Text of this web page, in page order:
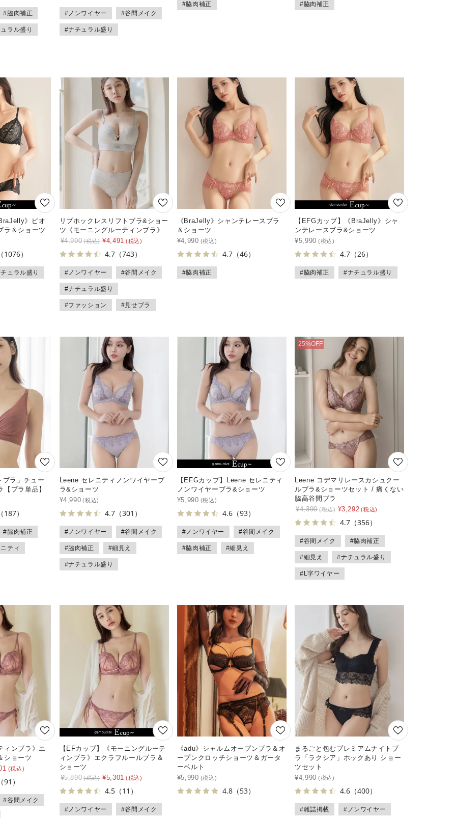
#脇肉補正
ラル盛り
#ノンワイヤー #谷間メイク
#ナチュラル盛り
#脇肉補正 #脇肉補正
》ピオ
ラ＆ショーツ
1076）
ュラル盛り
リブホックレスリフトブラ&ショー
ツ《モーニングルーティンブラ》
¥4,990 ¥4,491
4.7（743）
#ノンワイヤー #谷間メイク
#ナチュラル盛り
#ファッション #見せブラ
《BraJelly》シャンテレースブラ
＆ショーツ
¥4,990
4.7（46）
#脇肉補正
【EFGカップ】《BraJelly》シャ
ンテレースブラ&ショーツ
¥5,990
4.7 （26）
#脇肉補正 #ナチュラル盛り
ブラ」チュー
ブラ単品】
187）
#脇肉補正
ティ
Leene セレニティノンワイヤーブ
ラ&ショーツ
¥4,990
4.7（301）
#ノンワイヤー #谷間メイク
#脇肉補正 #細見え
#ナチュラル盛り
【EFGカップ】Leene セレニティ
ノンワイヤーブラ&ショーツ
¥5,990
4.6（93）
#ノンワイヤー #谷間メイク
#脇肉補正 #細見え
Leene コデマリレースカシュクー
ルブラ&ショーツセット / 痛くない
脇高谷間ブラ
¥4,390 ¥3,292
4.7 （356）
#谷間メイク #脇肉補正
#細見え #ナチュラル盛り
#L字ワイヤー
ィンブラ》エ
ショーツ
91）
#谷間メイク
【EFカップ】《モーニングルーテ
ィンブラ》エクラフルールブラ＆
ショーツ
¥5,890 ¥5,301
4.5（11）
#ノンワイヤー #谷間メイク
《adu》シャルムオープンブラ＆オ
ープンクロッチショーツ＆ガータ
ーベルト
¥5,990
4.8（53）
まるごと包むプレミアムナイトブ
ラ「ラクシア」ホックあり ショー
ツセット
¥4,990
4.6 （400）
#雑誌掲載 #ノンワイヤー